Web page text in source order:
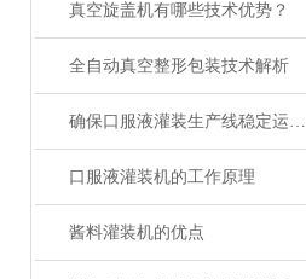
真空旋盖机有哪些技术优势？
全自动真空整形包装技术解析
确保口服液灌装生产线稳定运行的关键措施
口服液灌装机的工作原理
酱料灌装机的优点